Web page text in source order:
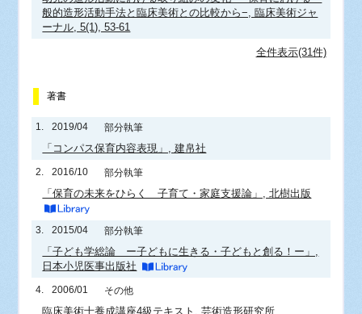
般的造形活動手法と臨床美術との比較から−, 臨床美術ジャ
ーナル, 5(1), 53-61
全件表示(31件)
著書
1. 2019/04 部分執筆
「コンパス保育内容表現」, 建帛社
2. 2016/10 部分執筆
「保育の未来をひらく 子育て・家庭支援論」, 北樹出版
3. 2015/04 部分執筆
「子ども学総論 ー子どもに生きる・子どもと創る！ー」,
日本小児医事出版社
4. 2006/01 その他
臨床美術士養成講座4級テキスト, 芸術造形研究所